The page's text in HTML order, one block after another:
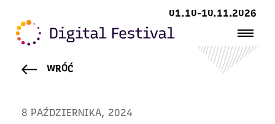
01.10-10.11.2026
WRÓĆ
8 PAŹDZIERNIKA, 2024